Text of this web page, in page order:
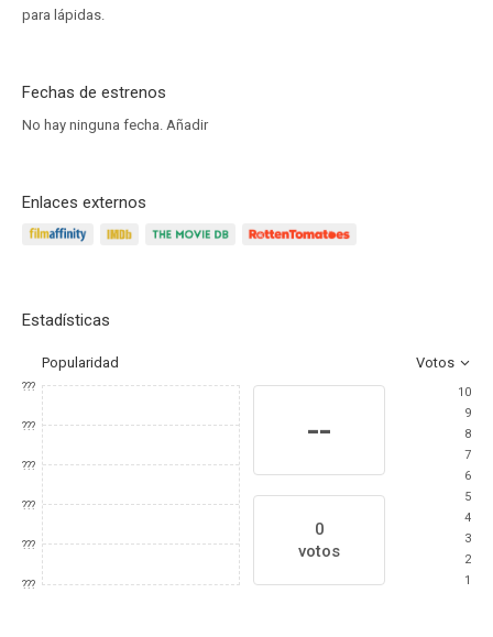
para lápidas.
Fechas de estrenos
No hay ninguna fecha. Añadir
Enlaces externos
Estadísticas
Popularidad Votos
???
???
???
???
???
???
--
0
votos
10
9
8
7
6
5
4
3
2
1